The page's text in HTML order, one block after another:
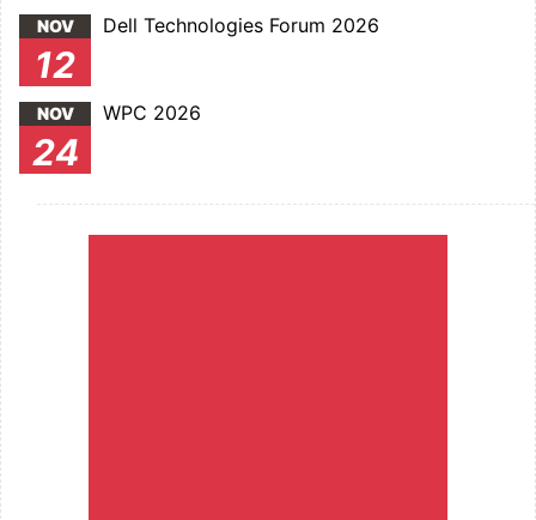
NOV
12
Dell Technologies Forum 2026
NOV
24
WPC 2026